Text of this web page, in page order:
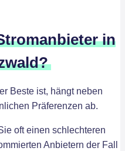
in
Beste ist, hängt neben
Präferenzen ab.
oft einen schlechteren
Anbietern der Fall